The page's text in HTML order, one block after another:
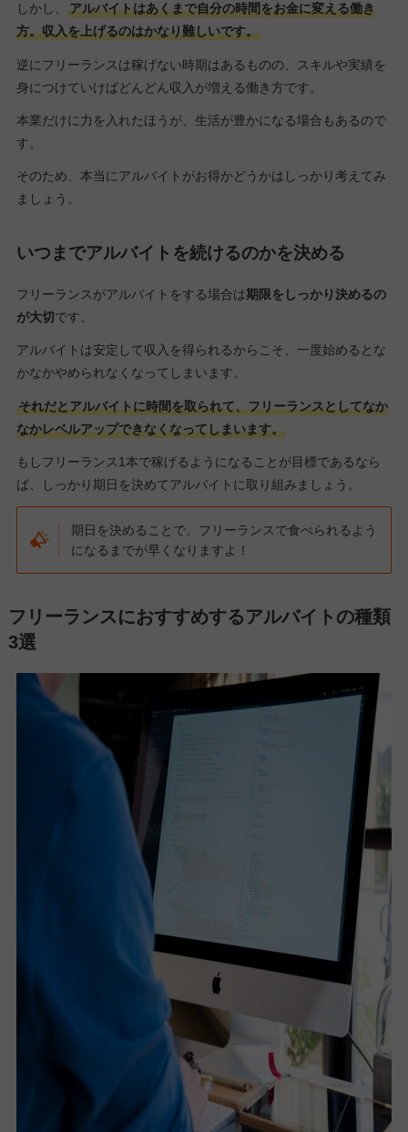
しかし、
アルバイトはあくまで自分の時間をお金に変える働き
方。収入を上げるのはかなり難しいです。
逆にフリーランスは稼げない時期はあるものの、スキルや実績を
身につけていけばどんどん収入が増える働き方です。
本業だけに力を入れたほうが、生活が豊かになる場合もあるので
す。
そのため、本当にアルバイトがお得かどうかはしっかり考えてみ
ましょう。
いつまでアルバイトを続けるのかを決める
フリーランスがアルバイトをする場合は期限をしっかり決めるの
が大切 です。
アルバイトは安定して収入を得られるからこそ、一度始めるとな
かなかやめられなくなってしまいます。
それだとアルバイトに時間を取られて、フリーランスとしてなか
なかレベルアップできなくなってしまいます。
もしフリーランス1本で稼げるようになることが目標であるなら
ば、しっかり期日を決めてアルバイトに取り組みましょう。
期日を決めることで、フリーランスで食べられるよう
になるまでが早くなりますよ！
フリーランスにおすすめするアルバイトの種類
3選